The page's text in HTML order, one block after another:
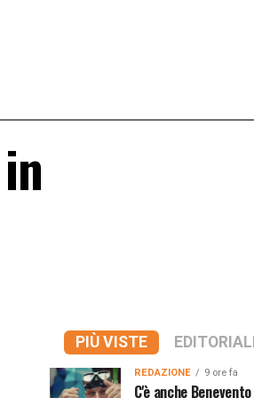
PIÙ VISTE
REDAZIONE 9 ore fa
C'è anche